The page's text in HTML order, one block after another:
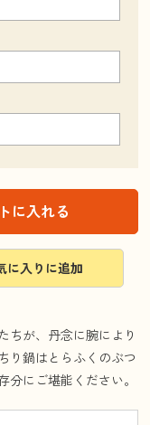
に入れる
に入りに追加
ちが、丹念に腕により
り鍋はとらふくのぶつ
にご堪能ください。